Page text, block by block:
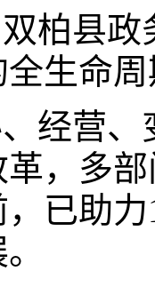
柏县
生命
经营、
，多
已助